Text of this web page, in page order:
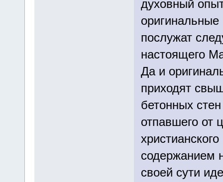
духовный
послужат
настоящего
Да и
приходят
бетонных
отпавшего от
содержанием
своей сути